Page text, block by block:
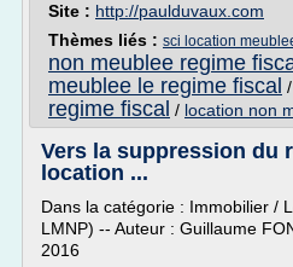
Site : http://paulduvaux.com
Thèmes liés : sci location
non meublee regime
meublee le regime fiscal /
regime fiscal / location non
Vers la suppression du
location ...
Dans la catégorie : Immobilier /
LMNP) -- Auteur : Guillaume
2016